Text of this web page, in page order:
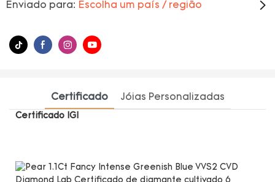
Enviado para: Escolha um país / região
Certificado Jóias Personalizadas
Certificado IGI